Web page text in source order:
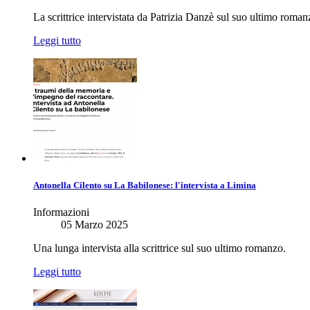
La scrittrice intervistata da Patrizia Danzè sul suo ultimo
Leggi tutto
Antonella Cilento su La Babilonese: l'intervista a Limina
Informazioni
05 Marzo 2025
Una lunga intervista alla scrittrice sul suo ultimo romanzo.
Leggi tutto